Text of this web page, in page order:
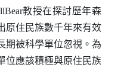
教授在探討歷年森
原住民族數千年來有效
期被科學單位忽視。為
位應該積極與原住民族